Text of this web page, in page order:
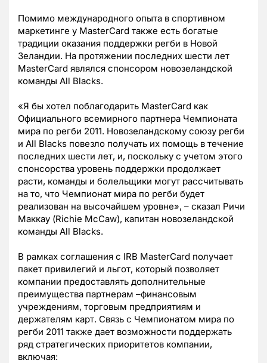
Помимо международного опыта в спортивном
маркетинге у MasterCard также есть богатые
традиции оказания поддержки регби в Новой
Зеландии. На протяжении последних шести лет
MasterCard являлся спонсором новозеландской
команды All Blacks.
«Я бы хотел поблагодарить MasterCard как
Официального всемирного партнера Чемпионата
мира по регби 2011. Новозеландскому союзу регби
и All Blacks повезло получать их помощь в течение
последних шести лет, и, поскольку с учетом этого
спонсорства уровень поддержки продолжает
расти, команды и болельщики могут рассчитывать
на то, что Чемпионат мира по регби будет
реализован на высочайшем уровне», – сказал Ричи
Маккау (Richie McCaw), капитан новозеландской
команды All Blacks.
В рамках соглашения с IRB MasterCard получает
пакет привилегий и льгот, который позволяет
компании предоставлять дополнительные
преимущества партнерам –финансовым
учреждениям, торговым предприятиям и
держателям карт. Связь с Чемпионатом мира по
регби 2011 также дает возможности поддержать
ряд стратегических приоритетов компании,
включая: